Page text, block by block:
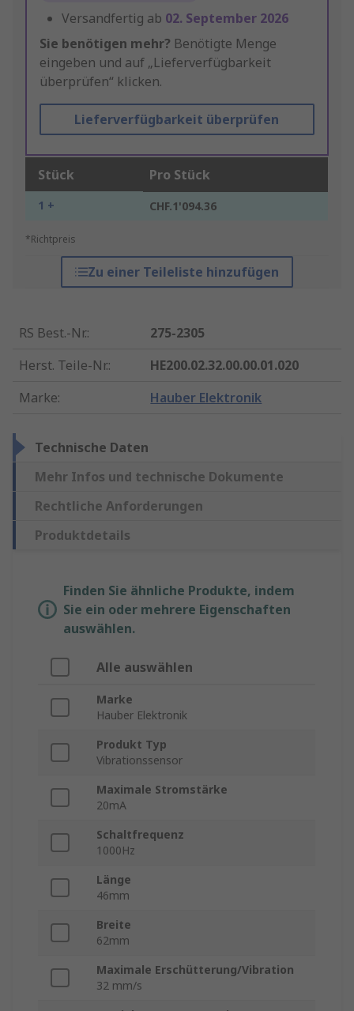
Versandfertig ab 02. September 2026
Sie benötigen mehr? Benötigte Menge
eingeben und auf „Lieferverfügbarkeit
überprüfen“ klicken.
Lieferverfügbarkeit überprüfen
Stück Pro Stück
1 + CHF.1'094.36
*Richtpreis
Zu einer Teileliste hinzufügen
RS Best.-Nr.:
275-2305
Herst. Teile-Nr.:
HE200.02.32.00.00.01.020
Marke: Hauber Elektronik
Technische Daten
Mehr Infos und technische Dokumente
Rechtliche Anforderungen
Produktdetails
Finden Sie ähnliche Produkte, indem
Sie ein oder mehrere Eigenschaften
auswählen.
Alle auswählen
Marke
Hauber Elektronik
Produkt Typ
Vibrationssensor
Maximale Stromstärke
20mA
Schaltfrequenz
1000Hz
Länge
46mm
Breite
62mm
Maximale Erschütterung/Vibration
32 mm/s